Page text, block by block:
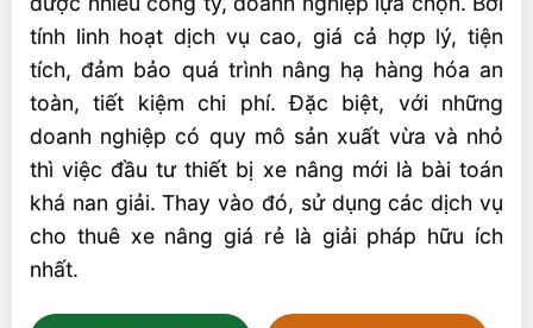
tính linh hoạt dịch vụ cao, giá cả hợp lý, tiện
tích, đảm bảo quá trình nâng hạ hàng hóa an
toàn, tiết kiệm chi phí. Đặc biệt, với những
doanh nghiệp có quy mô sản xuất vừa và nhỏ
thì việc đầu tư thiết bị xe nâng mới là bài toán
khá nan giải. Thay vào đó, sử dụng các dịch vụ
cho thuê xe nâng giá rẻ là giải pháp hữu ích
nhất.